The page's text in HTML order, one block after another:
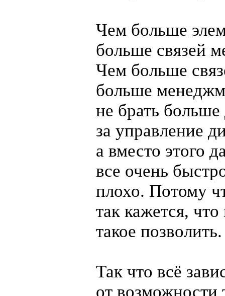
Чем больше
больше связей
Чем больше
больше
не брать больше
за управление
а вместо этого
все очень
плохо. Потому
так кажется,
такое позволить.
Так что всё
от возможности